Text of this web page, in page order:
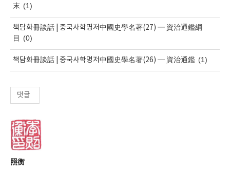
末 (1)
책담화冊談話 | 중국사학명저中國史學名著(27) ─ 資治通鑑綱
目
(0)
책담화冊談話 | 중국사학명저中國史學名著(26) ─ 資治通鑑 (1)
댓글
照衡